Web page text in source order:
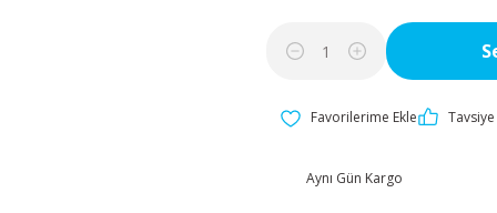
Tavsiye
Aynı Gün Kargo